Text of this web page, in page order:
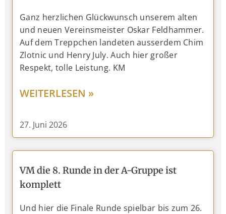
Ganz herzlichen Glückwunsch unserem alten
und neuen Vereinsmeister Oskar Feldhammer.
Auf dem Treppchen landeten ausserdem Chim
Zlotnic und Henry July. Auch hier großer
Respekt, tolle Leistung. KM
WEITERLESEN »
27. Juni 2026
VM die 8. Runde in der A-Gruppe ist
komplett
Und hier die Finale Runde spielbar bis zum 26.